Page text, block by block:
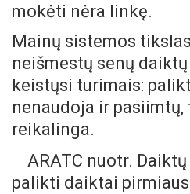
mokėti nėra linkę.
Mainų sistemos
neišmestų senų
keistųsi turimais:
nenaudoja ir pasiimtų,
reikalinga.
ARATC nuotr.
palikti daiktai